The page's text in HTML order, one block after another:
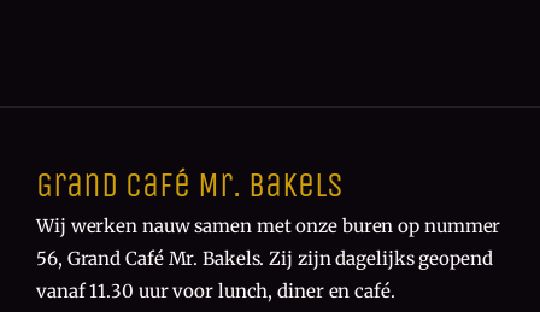
Grand Café Mr. Bakels
Wij werken nauw samen met onze buren op nummer
56, Grand Café Mr. Bakels. Zij zijn dagelijks geopend
vanaf 11.30 uur voor lunch, diner en café.